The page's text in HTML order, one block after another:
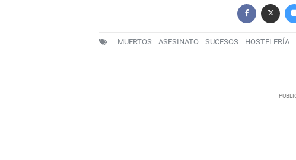
MUERTOS ASESINATO SUCESOS HOSTELERÍA